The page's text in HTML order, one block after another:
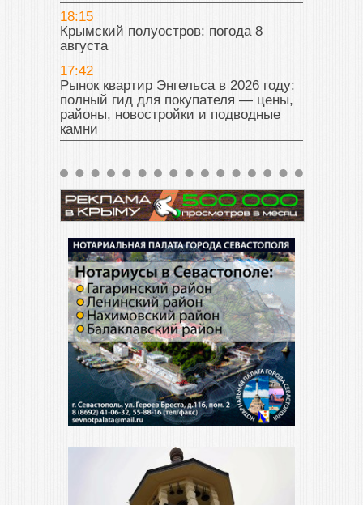
18:15
Крымский полуостров: погода 8
августа
17:42
Рынок квартир Энгельса в 2026 году:
полный гид для покупателя — цены,
районы, новостройки и подводные
камни